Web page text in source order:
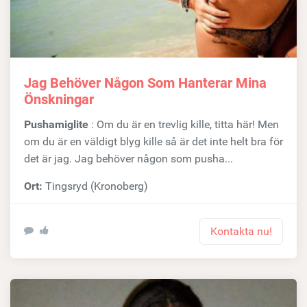
Jag Behöver Någon Som Hanterar Mina
Önskningar
Pushamiglite : Om du är en trevlig kille, titta här! Men
om du är en väldigt blyg kille så är det inte helt bra för
det är jag. Jag behöver någon som pusha...
Ort: Tingsryd (Kronoberg)
Kontakta nu!